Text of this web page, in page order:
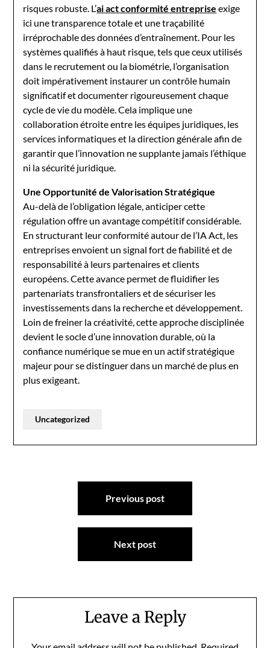
risques robuste. L’ai act conformité entreprise exige
ici une transparence totale et une traçabilité
irréprochable des données d’entraînement. Pour les
systèmes qualifiés à haut risque, tels que ceux utilisés
dans le recrutement ou la biométrie, l’organisation
doit impérativement instaurer un contrôle humain
significatif et documenter rigoureusement chaque
cycle de vie du modèle. Cela implique une
collaboration étroite entre les équipes juridiques, les
services informatiques et la direction générale afin de
garantir que l’innovation ne supplante jamais l’éthique
ni la sécurité juridique.
Une Opportunité de Valorisation Stratégique
Au-delà de l’obligation légale, anticiper cette
régulation offre un avantage compétitif considérable.
En structurant leur conformité autour de l’IA Act, les
entreprises envoient un signal fort de fiabilité et de
responsabilité à leurs partenaires et clients
européens. Cette avance permet de fluidifier les
partenariats transfrontaliers et de sécuriser les
investissements dans la recherche et développement.
Loin de freiner la créativité, cette approche disciplinée
devient le socle d’une innovation durable, où la
confiance numérique se mue en un actif stratégique
majeur pour se distinguer dans un marché de plus en
plus exigeant.
Uncategorized
Previous post
Next post
Leave a Reply